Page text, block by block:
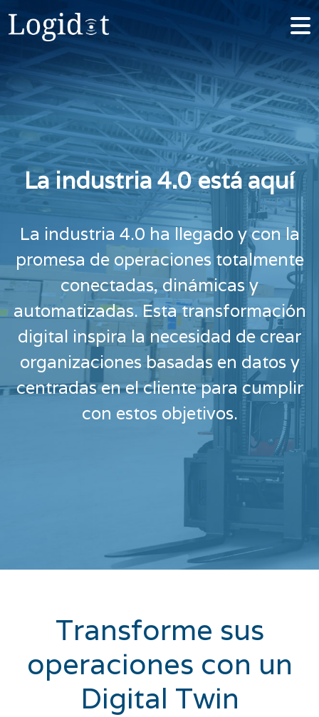
La industria 4.0 está aquí
La industria 4.0 ha llegado y con la
promesa de operaciones totalmente
conectadas, dinámicas y
automatizadas. Esta transformación
digital inspira la necesidad de crear
organizaciones basadas en datos y
centradas en el cliente para cumplir
con estos objetivos.
Transforme sus
operaciones con un
Digital Twin